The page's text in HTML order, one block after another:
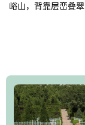
峪山，背靠层峦叠
座陵园地处天寿山
天枫叶艳红欲滴，
赞叹："景仰园真乃
盎然，既有山川大